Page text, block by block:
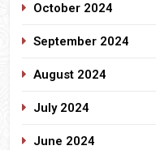
October 2024
September 2024
August 2024
July 2024
June 2024